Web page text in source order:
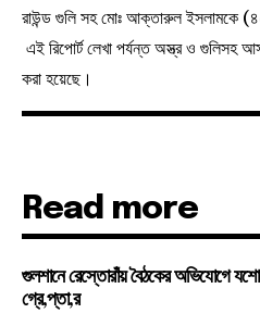
রাউন্ড গুলি সহ মোঃ আক্তারুল ইসলামকে
এই রিপোর্ট লেখা পর্যন্ত অস্ত্র ও গুলিসহ
করা হয়েছে।
Read more
গুলশানে রেস্তোরাঁয় বৈঠকের অভিযোগে
গ্রে,প্তা,র